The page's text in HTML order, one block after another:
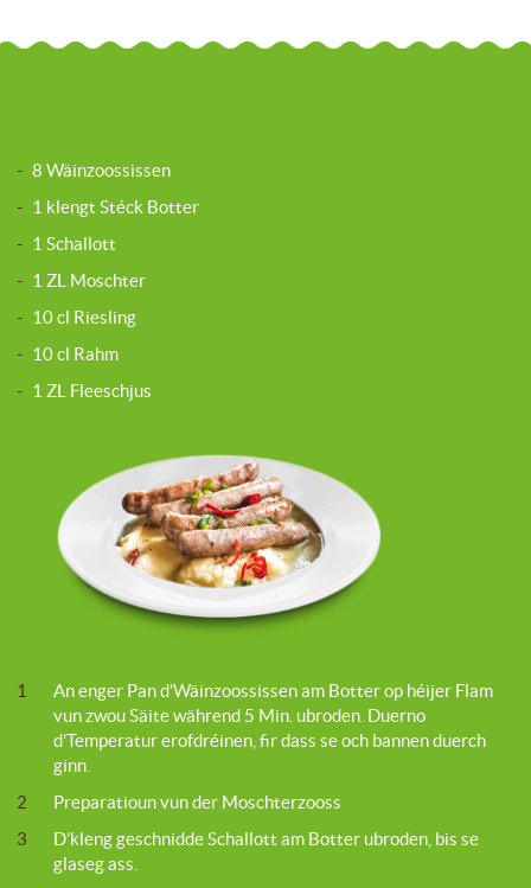
- 8 Wäinzoossissen
- 1 klengt Stéck Botter
- 1 Schallott
- 1 ZL Moschter
- 10 cl Riesling
- 10 cl Rahm
- 1 ZL Fleeschjus
1
An enger Pan d’Wäinzoossissen am Botter op héijer Flam
vun zwou Säite während 5 Min. ubroden. Duerno
d’Temperatur erofdréinen, fir dass se och bannen duerch
ginn.
2
Preparatioun vun der Moschterzooss
3
D’kleng geschnidde Schallott am Botter ubroden, bis se
glaseg ass.